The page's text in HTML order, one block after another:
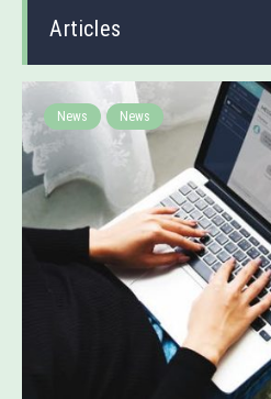
Articles
News News